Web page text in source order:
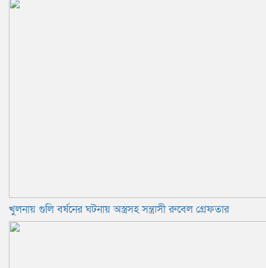
খুলনায় গুলি বর্ষনের ঘটনায় অস্ত্রসহ সন্ত্রাসী রুবেল গ্রেফতার